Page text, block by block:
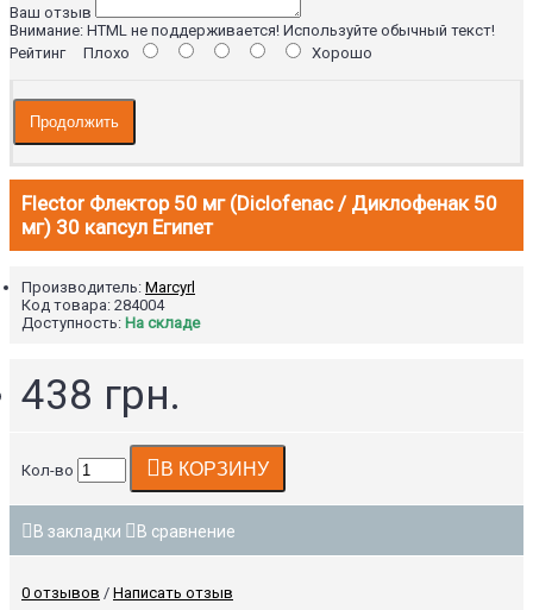
Ваш отзыв
Внимание: HTML не поддерживается! Используйте обычный текст!
РейтингПлохо Хорошо
Продолжить
Flector Флектор 50 мг (Diclofenac / Диклофенак 50
мг) 30 капсул Египет
Производитель: Marcyrl
Код товара: 284004
Доступность: На складе
438 грн.
Кол-во В КОРЗИНУ
В закладки В сравнение
0 отзывов / Написать отзыв